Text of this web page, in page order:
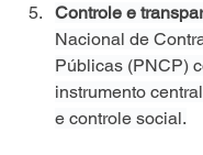
Controle e
Nacional de
Públicas (PNCP)
instrumento
e controle social.